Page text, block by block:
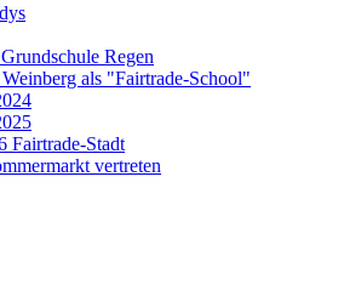
Regen
als "Fairtrade-School"
Fairtrade-Stadt
vertreten